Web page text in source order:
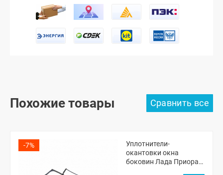
Похожие товары
-7%
Уплотнители-
окантовки окна
боковин Лада Приора